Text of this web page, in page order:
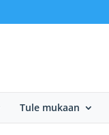
Tule mukaan